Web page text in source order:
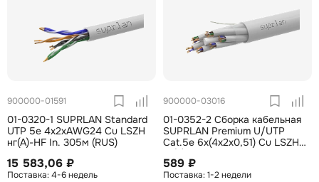
900000-01591
01-0320-1 SUPRLAN Standard
UTP 5e 4x2xAWG24 Cu LSZH
нг(А)-HF In. 305м (RUS)
15 583,06 ₽
4-6 недель
900000-03016
01-0352-2 Cборка кабельная
SUPRLAN Premium U/UTP
Cat.5e 6х(4x2x0,51) Cu LSZH
нг(А)-HF Indoor 305м
589 ₽
1-2 недели